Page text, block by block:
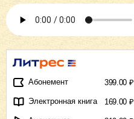
Абонемент 399.00 ₽
Электронная книга 169.00 ₽